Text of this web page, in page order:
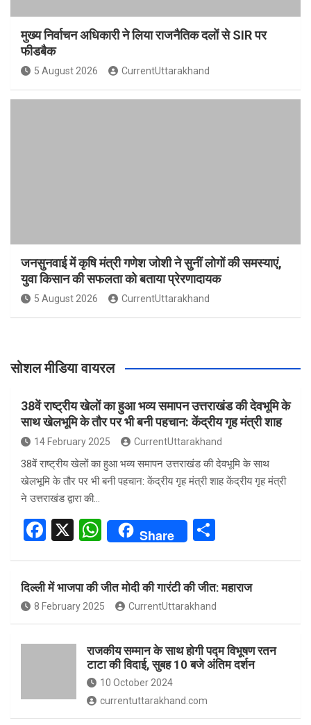
मुख्य निर्वाचन अधिकारी ने लिया राजनैतिक दलों से SIR पर
फीडबैक
5 August 2026 CurrentUttarakhand
जनसुनवाई में कृषि मंत्री गणेश जोशी ने सुनीं लोगों की समस्याएं,
युवा किसान की सफलता को बताया प्रेरणादायक
5 August 2026 CurrentUttarakhand
सोशल मीडिया वायरल
38वें राष्ट्रीय खेलों का हुआ भव्य समापन उत्तराखंड की देवभूमि के
साथ खेलभूमि के तौर पर भी बनी पहचान: केंद्रीय गृह मंत्री शाह
14 February 2025 CurrentUttarakhand
38वें राष्ट्रीय खेलों का हुआ भव्य समापन उत्तराखंड की देवभूमि के साथ
खेलभूमि के तौर पर भी बनी पहचान: केंद्रीय गृह मंत्री शाह केंद्रीय गृह मंत्री
ने उत्तराखंड द्वारा की…
F
ce
b
o
o
X
W
at
s
A
p
p
Share
e
दिल्ली में भाजपा की जीत मोदी की गारंटी की जीत: महाराज
8 February 2025 CurrentUttarakhand
राजकीय सम्मान के साथ होगी पद्म विभूषण रतन
टाटा की विदाई, सुबह 10 बजे अंतिम दर्शन
10 October 2024
currentuttarakhand.com